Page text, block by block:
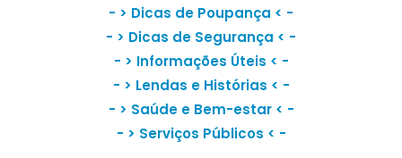
- > Dicas de Poupança < -
- > Dicas de Segurança < -
- > Informações Úteis < -
- > Lendas e Histórias < -
- > Saúde e Bem-estar< -
- > Serviços Públicos < -